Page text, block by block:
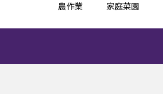
農作業 家庭菜園